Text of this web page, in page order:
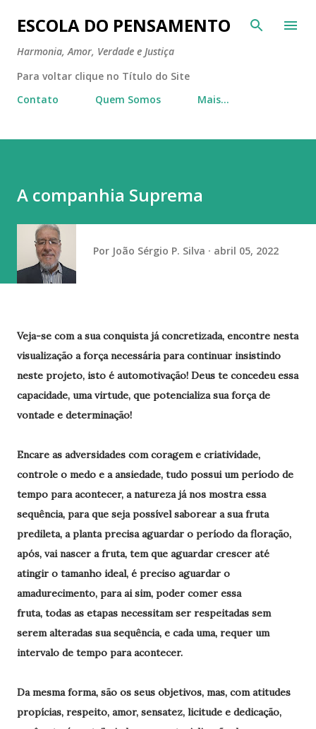
Pular para o conteúdo principal
ESCOLA DO PENSAMENTO
Harmonia, Amor, Verdade e Justiça
Para voltar clique no Título do Site
Contato
Quem Somos Mais…
A companhia Suprema
Por João Sérgio P. Silva abril 05, 2022
Veja-se com a sua conquista já concretizada, encontre nesta
visualização a força necessária para continuar insistindo
neste projeto, isto é automotivação! Deus te concedeu essa
capacidade, uma virtude, que potencializa sua força de
vontade e determinação!
Encare as adversidades com coragem e criatividade,
controle o medo e a ansiedade, tudo possui um período de
tempo para acontecer, a natureza já nos mostra essa
sequência, para que seja possível saborear a sua fruta
predileta, a planta precisa aguardar o período da floração,
após, vai nascer a fruta, tem que aguardar crescer até
atingir o tamanho ideal, é preciso aguardar o
amadurecimento, para ai sim, poder comer essa
fruta, todas as etapas necessitam ser respeitadas sem
serem alteradas sua sequência, e cada uma, requer um
intervalo de tempo para acontecer.
Da mesma forma, são os seus objetivos, mas, com atitudes
propícias, respeito, amor, sensatez, licitude e dedicação,